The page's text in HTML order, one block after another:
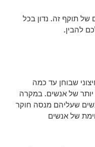
של תוקף זה. נדון בכל
להבין.
שבוחן עד כמה
של אנשים. במקרה
שעליהם מנסה חוקר
של אנשים